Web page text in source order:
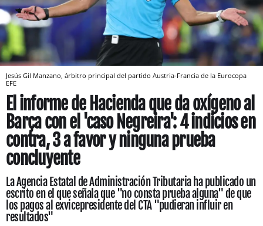
Jesús Gil Manzano, árbitro principal del partido Austria-Francia de la Eurocopa
EFE
El informe de Hacienda que da oxígeno al
Barça con el 'caso Negreira': 4 indicios en
contra, 3 a favor y ninguna prueba
concluyente
La Agencia Estatal de Administración Tributaria ha publicado un
escrito en el que señala que "no consta prueba alguna" de que
los pagos al exvicepresidente del CTA "pudieran influir en
resultados"